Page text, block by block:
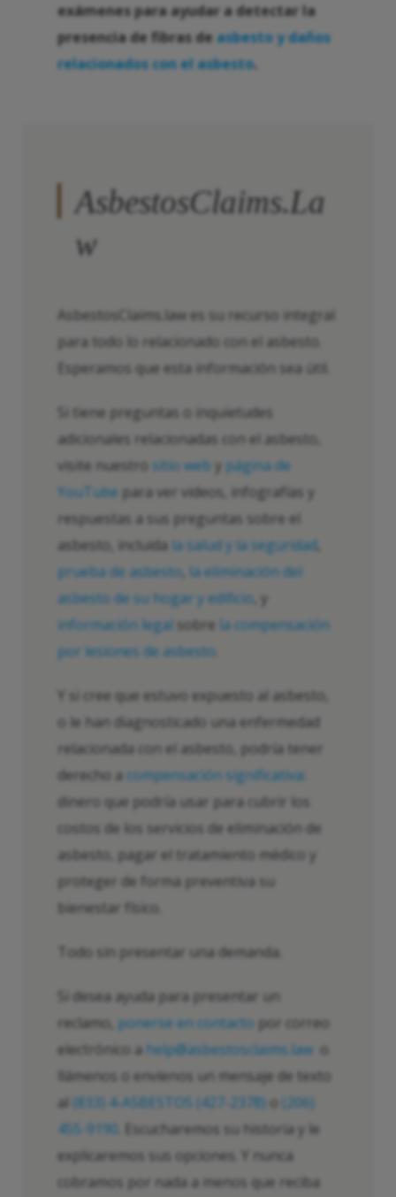
exámenes para ayudar a detectar la
presencia de fibras de asbesto y daños
relacionados con el asbesto.
AsbestosClaims.La
w
AsbestosClaims.law es su recurso integral
para todo lo relacionado con el asbesto.
Esperamos que esta información sea útil.
Si tiene preguntas o inquietudes
adicionales relacionadas con el asbesto,
visite nuestro sitio web y página de
YouTube para ver videos, infografías y
respuestas a sus preguntas sobre el
asbesto, incluida la salud y la seguridad
prueba de asbesto la eliminación del
asbesto de su hogar y edificio , y
información legal sobre la compensación
por lesiones de asbesto
Y si cree que estuvo expuesto al asbesto,
o le han diagnosticado una enfermedad
relacionada con el asbesto, podría tener
derecho a compensación significativa:
dinero que podría usar para cubrir los
costos de los servicios de eliminación de
asbesto, pagar el tratamiento médico y
proteger de forma preventiva su
bienestar físico.
Todo sin presentar una demanda.
Si desea ayuda para presentar un
reclamo, ponerse en contacto por correo
electrónico a help@asbestosclaims.law
llámenos o envíenos un mensaje de texto
al (833) 4-ASBESTOS (427-2378)
(206)
455-9190
. Escucharemos su historia y le
explicaremos sus opciones. Y nunca
cobramos por nada a menos que reciba